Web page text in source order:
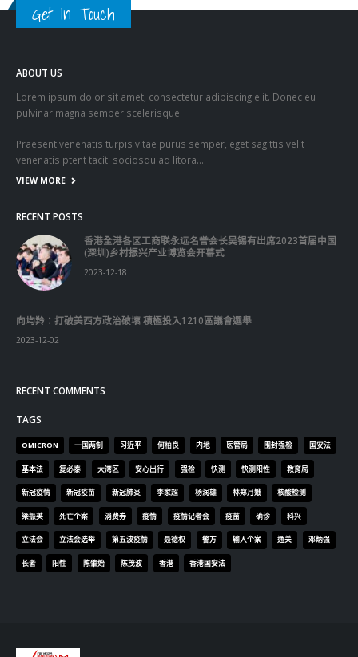
Get In Touch
ABOUT US
Lorem ipsum dolor sit amet, consectetur adipiscing elit. Donec eu
pulvinar magna semper scelerisque.
Praesent venenatis turpis vitae purus semper, eget sagittis velit
venenatis ptent taciti sociosqu ad litora…
VIEW MORE
RECENT POSTS
香港全港各区工商联永远名誉会长吴锡有出席2023首届中国
(深圳)乡村振兴产业博览会开幕式
2023-12-18
向均羚：打破美西方政治破壞 積極投入1210區議會選舉
2023-12-02
RECENT COMMENTS
TAGS
OMICRON 一国两制 习近平 何柏良 内地 医管局 围封强检 国安法
基本法 复必泰 大湾区 安心出行 强检 快测 快测阳性 教育局
新冠疫情 新冠疫苗 新冠肺炎 李家超 杨润雄 林郑月娥 核酸检测
梁振英 死亡个案 消费券 疫情 疫情记者会 疫苗 确诊 科兴
立法会 立法会选举 第五波疫情 聂德权 警方 输入个案 通关 邓炳强
长者 阳性 陈肇始 陈茂波 香港 香港国安法